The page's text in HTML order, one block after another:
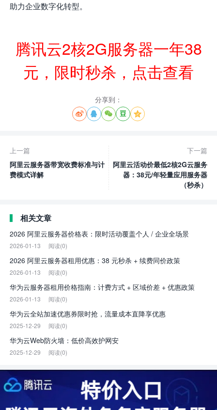
助力企业数字化转型。
腾讯云2核2G服务器一年38
元，限时秒杀，点击查看
分享到：
    
上一篇
阿里云服务器带宽收费标准与计
费模式详解
下一篇
阿里云活动价最低2核2G云服务
器：38元/年轻量应用服务器
（秒杀）
相关文章
2026 阿里云服务器价格表：限时活动覆盖个人 / 企业全场景
2026-01-13 阅读(0)
2026 阿里云服务器租用优惠：38 元秒杀 + 续费同价政策
2026-01-13 阅读(0)
华为云服务器租用价格指南：计费方式 + 区域价差 + 优惠政策
2026-01-13 阅读(0)
华为云全站加速优惠券限时抢，流量成本直降享优惠
2025-12-29 阅读(0)
华为云Web防火墙：低价高效护网安
2025-12-29 阅读(0)